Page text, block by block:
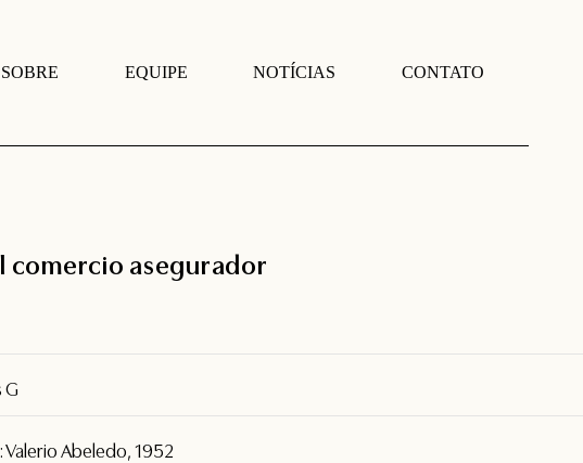
SOBRE EQUIPE NOTÍCIAS CONTATO
comercio asegurador
G
Valerio Abeledo, 1952